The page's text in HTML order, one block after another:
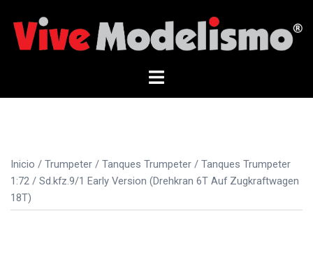
contenido
Alternar
Inicio / Trumpeter / Tanques Trumpeter / Tanques Trumpeter
1:72 / Sd.kfz.9/1 Early Version (Drehkran 6T Auf Zugkraftwagen
18T)